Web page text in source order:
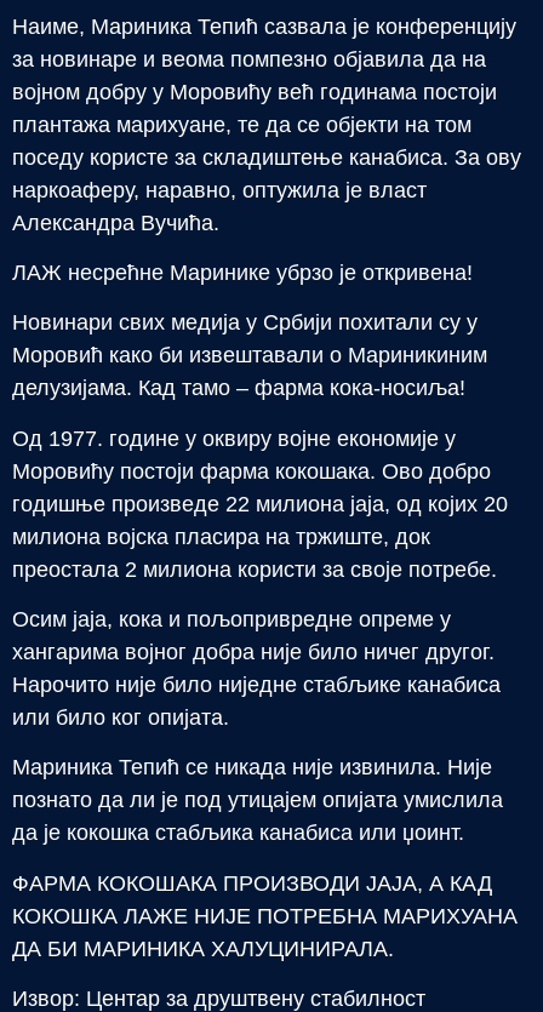
Наиме, Мариника Тепић сазвала је конференцију
за новинаре и веома помпезно објавила да на
војном добру у Моровићу већ годинама постоји
плантажа марихуане, те да се објекти на том
поседу користе за складиштење канабиса. За ову
наркоаферу, наравно, оптужила је власт
Александра Вучића.
ЛАЖ несрећне Маринике убрзо је откривена!
Новинари свих медија у Србији похитали су у
Моровић како би извештавали о Мариникиним
делузијама. Кад тамо – фарма кока-носиља!
Од 1977. године у оквиру војне економије у
Моровићу постоји фарма кокошака. Ово добро
годишње произведе 22 милиона јаја, од којих 20
милиона војска пласира на тржиште, док
преостала 2 милиона користи за своје потребе.
Осим јаја, кока и пољопривредне опреме у
хангарима војног добра није било ничег другог.
Нарочито није било ниједне стабљике канабиса
или било ког опијата.
Мариника Тепић се никада није извинила. Није
познато да ли је под утицајем опијата умислила
да је кокошка стабљика канабиса или џоинт.
ФАРМА КОКОШАКА ПРОИЗВОДИ ЈАЈА, А КАД
КОКОШКА ЛАЖЕ НИЈЕ ПОТРЕБНА МАРИХУАНА
ДА БИ МАРИНИКА ХАЛУЦИНИРАЛА.
Извор: Центар за друштвену стабилност